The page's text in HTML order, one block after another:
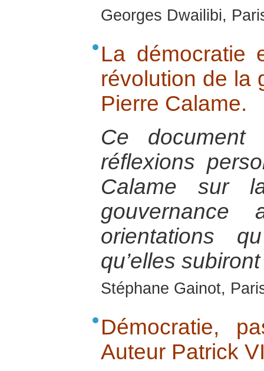
Georges Dwailibi,
La démocratie
révolution de la
Pierre Calame.
Ce
réflexions
Calame sur
orientations
qu’elles
Stéphane Gainot,
Démocratie,
Auteur Patrick